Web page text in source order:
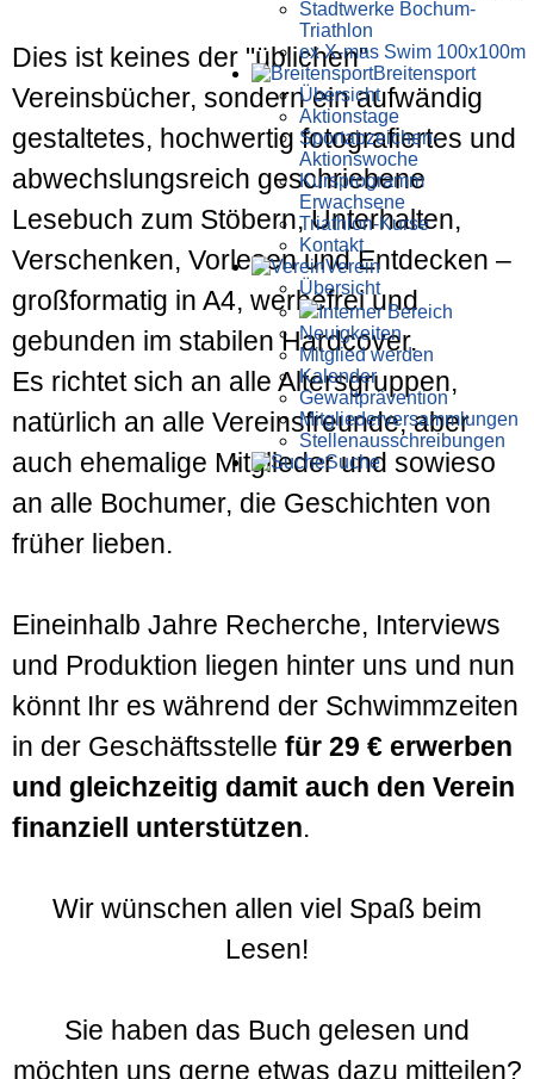
Stadtwerke Bochum-
Triathlon
ex X-mas Swim 100x100m
Breiten­sport
Übersicht
Aktionstage
Sportabzeichen-
Aktionswoche
Kursprogramm
Erwachsene
Triathlon-Kurse
Kontakt
Verein
Übersicht
Interner Bereich
Neuigkeiten
Mitglied werden
Kalender
Gewaltprävention
Mitglieder­versammlungen
Stellen­aus­schrei­bungen
Suche
Dies ist keines der "üblichen"
Vereinsbücher, sondern ein aufwändig
gestaltetes, hochwertig fotografiertes und
ab­wechs­lungs­reich geschriebene
Lesebuch zum Stöbern, Unterhalten,
Verschenken, Vorlesen und Entdecken –
großformatig in A4, werbefrei und
gebunden im stabilen Hardcover.
Es richtet sich an alle Altersgruppen,
natürlich an alle Vereinsfreunde, aber
auch ehemalige Mitglieder und sowieso
an alle Bochumer, die Geschichten von
früher lieben.
Eineinhalb Jahre Recherche, Interviews
und Produktion liegen hinter uns und nun
könnt Ihr es während der Schwimmzeiten
in der Geschäftsstelle für 29 € erwerben
und gleichzeitig damit auch den Verein
finanziell unterstützen.
Wir wünschen allen viel Spaß beim
Lesen!
Sie haben das Buch gelesen und
möchten uns gerne etwas dazu mitteilen?